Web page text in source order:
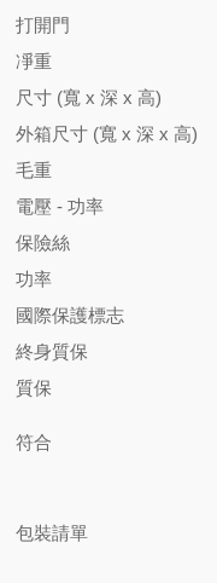
打開門
凈重
尺寸 (寬 x 深 x 高)
外箱尺寸 (寬 x 深 x 高)
毛重
電壓 - 功率
保險絲
功率
國際保護標志
終身質保
質保
符合
包裝請單